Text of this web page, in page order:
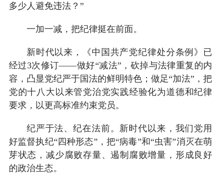
多少人避免违法？”
一加一减，把纪律挺在前面。
新时代以来，《中国共产党纪律处分条例》已
经过3次修订——做好“减法”，砍掉与法律重复的内
容，凸显党纪严于国法的鲜明特色；做足“加法”，把
党的十八大以来管党治党实践经验化为道德和纪律
要求，以更高标准约束党员。
纪严于法、纪在法前。新时代以来，我们党用
好监督执纪“四种形态”，把“病毒”和“虫害”消灭在萌
芽状态，减少腐败存量、遏制腐败增量，形成良好
的政治生态。